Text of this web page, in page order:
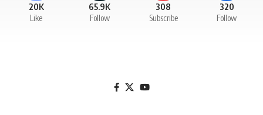
20K
Like
65.9K
Follow
308
Subscribe
320
Follow